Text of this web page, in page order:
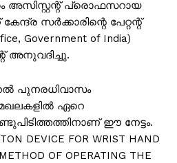
അസിസ്റ്റന്റ് പ്രൊഫസറായ
സർക്കാരിന്റെ പേറ്റന്റ്
Government of India)
അനുവദിച്ചു.
പുനരധിവാസം
ഏറെ
ഈ നേട്ടം.
DEVICE FOR WRIST HAND
OF OPERATING THE